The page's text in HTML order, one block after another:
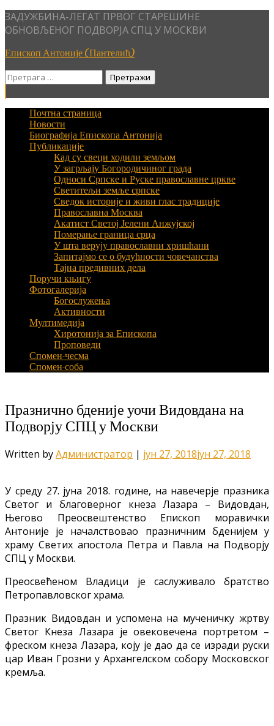
Skip
to
ЗАДУЖБИНА-ЛЕГАТ ПРВОГ СТАРЕШИНЕ
ОБНОВЉЕНОГ ПОДВОРЈА СПЦ У МОСКВИ
Епископ Антоније (Пантелић)
Претрага
Почтна страница
Новости
Биографија Епископа Антонија
Публикације
Кад су свеци ходили земљом
У загрљају Богородичиног града
Односи Српске и Руске православне цркве
Светитељи земље српске
Сведок историје и живи глас традиције
Православна Москва
Акатист Светој Јелени Анжујској
Померање граница срца
У шта верују православни хришћани
Запитајмо се о будућности човечанства
Тајна предивних дела
Поручи књигу
Фотогалерија
Богослужења
Активности
Мултимедија
Хиротонија за Епископа
Проповеди
Спомен-чесма
Спомен-соба
Празнично бденије уочи Видовдана на
Подворју СПЦ у Москви
Written byАдминистратор | јун 27, 2018јун 27, 2018
У среду 27. јуна 2018. године, на навечерје празника
Светог и благоверног кнеза Лазара – Видовдан,
Његово Преосвештенство Епископ моравички
Антоније је началствовао празничним бденијем у
храму Светих апостола Петра и Павла на Подворју
СПЦ у Москви.
Преосвећеном Владици је саслуживало братство
Петропавловског храма.
Празник Видовдан и успомена на мученичку жртву
Светог Кнеза Лазара је овековечена портретом –
фреском кнеза Лазара, коју је дао да се изради руски
цар Иван Грозни у Архангелском собору Московског
кремља.